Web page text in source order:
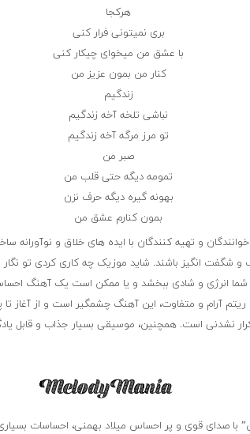
هرکجا
بری نمیتونی فرار کنی
با عشق من میخوای چیکار کنی
کنار من بمون عزیز من
زندگیم
نباشی تلخه آخه زندگیم
تو مرز مرگه آخه زندگیم
صبر من
تمومه دیگه حتی قلب من
بهونه گیره دیگه حرف نزن
بمون کنارم عشق من
و تهیه کنندگان با ایده های خلاق و نوآورانه
و شگفت انگیز باشند. شاید موزیک چه کاری کردی تو
انرژی و شادی ببخشد و یا ممکن است یک آهنگ
آرام و متفاوت، این آهنگ چشمگیر است و از آغاز تا
نشدنی است. همچنین، موسیقی بسیار جذاب و قابل
با صدای قوی و پر احساس میلاد بهمنی، احساسات